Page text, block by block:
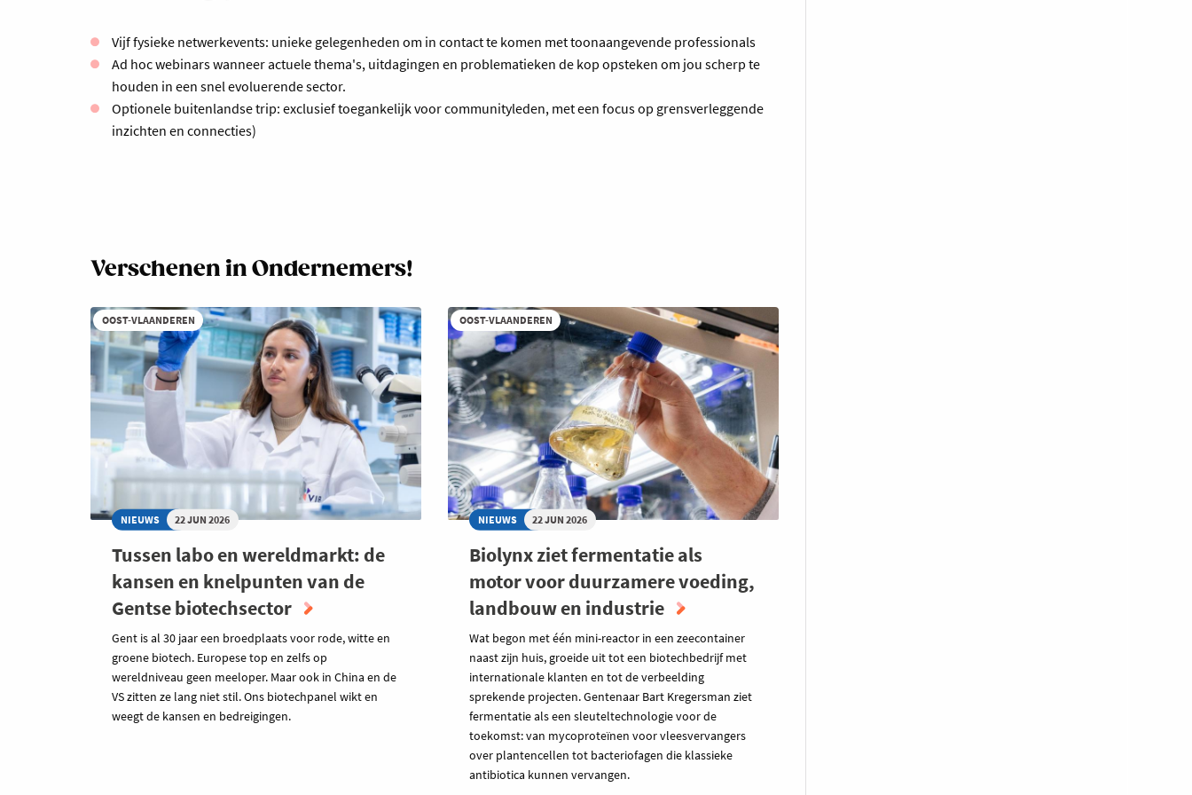
Vijf fysieke netwerkevents: unieke gelegenheden om in contact te komen met toonaangevende professionals
Ad hoc webinars wanneer actuele thema's, uitdagingen en problematieken de kop opsteken om jou scherp te
houden in een snel evoluerende sector.
Optionele buitenlandse trip: exclusief toegankelijk voor communityleden, met een focus op grensverleggende
inzichten en connecties)
Verschenen in Ondernemers!
OOST-VLAANDEREN
NIEUWS 22 JUN 2026
Tussen labo en wereldmarkt: de
kansen en knelpunten van de
Gentse biotechsector
Gent is al 30 jaar een broedplaats voor rode, witte en
groene biotech. Europese top en zelfs op
wereldniveau geen meeloper. Maar ook in China en de
VS zitten ze lang niet stil. Ons biotechpanel wikt en
weegt de kansen en bedreigingen.
OOST-VLAANDEREN
NIEUWS 22 JUN 2026
Biolynx ziet fermentatie als
motor voor duurzamere voeding,
landbouw en industrie
Wat begon met één mini-reactor in een zeecontainer
naast zijn huis, groeide uit tot een biotechbedrijf met
internationale klanten en tot de verbeelding
sprekende projecten. Gentenaar Bart Kregersman ziet
fermentatie als een sleuteltechnologie voor de
toekomst: van mycoproteïnen voor vleesvervangers
over plantencellen tot bacteriofagen die klassieke
antibiotica kunnen vervangen.